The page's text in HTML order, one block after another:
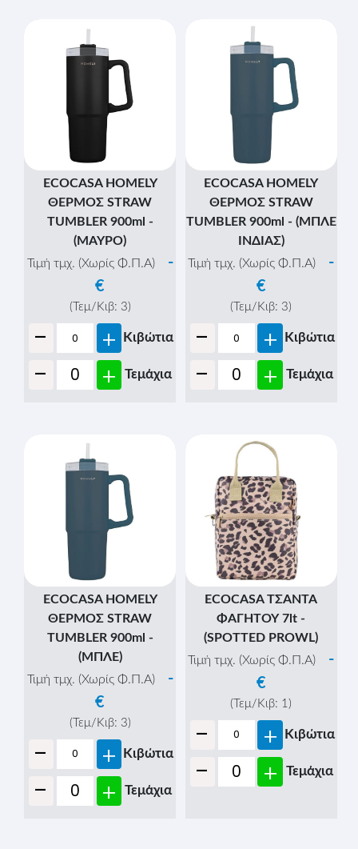
ECOCASA HOMELY
ΘΕΡΜΟΣ STRAW
TUMBLER 900ml -
(ΜΑΥΡΟ)
Τιμή τμχ. (Χωρίς Φ.Π.Α)
-
€
(Τεμ/Κιβ: 3)
- + Κιβώτια
- + Τεμάχια
ECOCASA HOMELY
ΘΕΡΜΟΣ STRAW
TUMBLER 900ml - (ΜΠΛΕ
ΙΝΔΙΑΣ)
Τιμή τμχ. (Χωρίς Φ.Π.Α)
-
€
(Τεμ/Κιβ: 3)
- + Κιβώτια
- + Τεμάχια
ECOCASA HOMELY
ΘΕΡΜΟΣ STRAW
TUMBLER 900ml -
(ΜΠΛΕ)
Τιμή τμχ. (Χωρίς Φ.Π.Α)
-
€
(Τεμ/Κιβ: 3)
- + Κιβώτια
- + Τεμάχια
ECOCASA ΤΣΑΝΤΑ
ΦΑΓΗΤΟΥ 7lt -
(SPOTTED PROWL)
Τιμή τμχ. (Χωρίς Φ.Π.Α)
-
€
(Τεμ/Κιβ: 1)
- + Κιβώτια
- + Τεμάχια